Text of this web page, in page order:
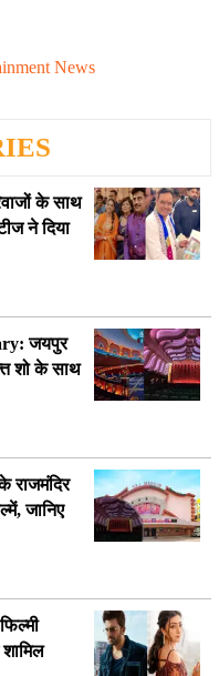
News
के साथ
ने दिया
जयपुर
शो के साथ
जानिए